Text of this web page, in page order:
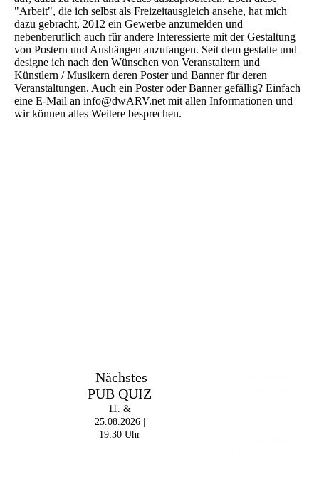
"Arbeit", die ich selbst als Freizeitausgleich ansehe, hat mich
dazu gebracht, 2012 ein Gewerbe anzumelden und
nebenberuflich auch für andere Interessierte mit der Gestaltung
von Postern und Aushängen anzufangen. Seit dem gestalte und
designe ich nach den Wünschen von Veranstaltern und
Künstlern / Musikern deren Poster und Banner für deren
Veranstaltungen. Auch ein Poster oder Banner gefällig? Einfach
eine E-Mail an info@dwARV.net mit allen Informationen und
wir können alles Weitere besprechen.
Nächstes
PUB QUIZ
11. &
25.08.2026 |
19:30 Uhr